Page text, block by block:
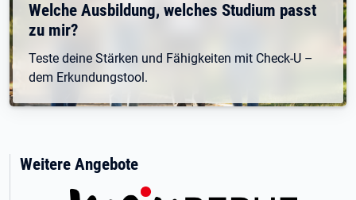
Welche Ausbildung, welches Studium passt
zu mir?
Teste deine Stärken und Fähigkeiten mit Check-U –
dem Erkundungstool.
Weitere Angebote